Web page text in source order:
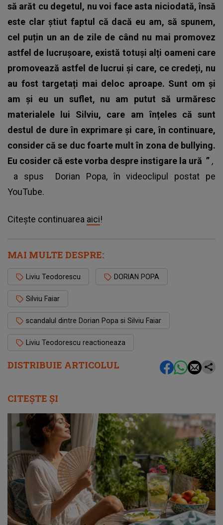
DISTRIBUIE ARTICOLUL
să arăt cu degetul, nu voi face asta niciodată, însă
este clar știut faptul că dacă eu am, să spunem,
cel puțin un an de zile de când nu mai promovez
astfel de lucrușoare, există totuși alți oameni care
promovează astfel de lucrui și care, ce credeți, nu
au fost targetați mai deloc aproape. Sunt om și
am și eu un suflet, nu am putut să urmăresc
materialele lui Silviu, care am înțeles că sunt
destul de dure în exprimare și care, în continuare,
consider că se duc foarte mult în zona de bullying.
Eu cosider că este vorba despre instigare la ură ” ,
a spus Dorian Popa, în videoclipul postat pe
YouTube.
Citește continuarea aici!
MAI MULTE DESPRE:
Liviu Teodorescu DORIAN POPA
Silviu Faiar
scandalul dintre Dorian Popa si Silviu Faiar
Liviu Teodorescu reactioneaza
CITEȘTE ȘI